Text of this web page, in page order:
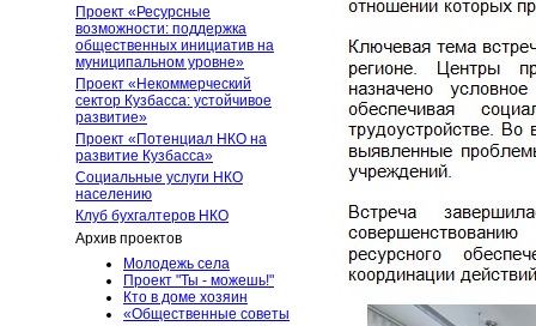
Проект «Ресурсные
возможности: поддержка
общественных инициатив на
муниципальном уровне»
Проект «Некоммерческий
сектор Кузбасса: устойчивое
развитие»
Проект «Потенциал НКО на
развитие Кузбасса»
Социальные услуги НКО
населению
Клуб бухгалтеров НКО
Архив проектов
Молодежь села
Проект "Ты - можешь!"
Кто в доме хозяин
«Общественные советы